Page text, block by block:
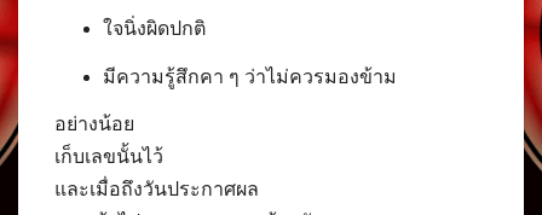
ใจนิ่งผิดปกติ
มีความรู้สึกคา ๆ ว่าไม่ควรมองข้าม
อย่างน้อย
เก็บเลขนั้นไว้
และเมื่อถึงวันประกาศผล